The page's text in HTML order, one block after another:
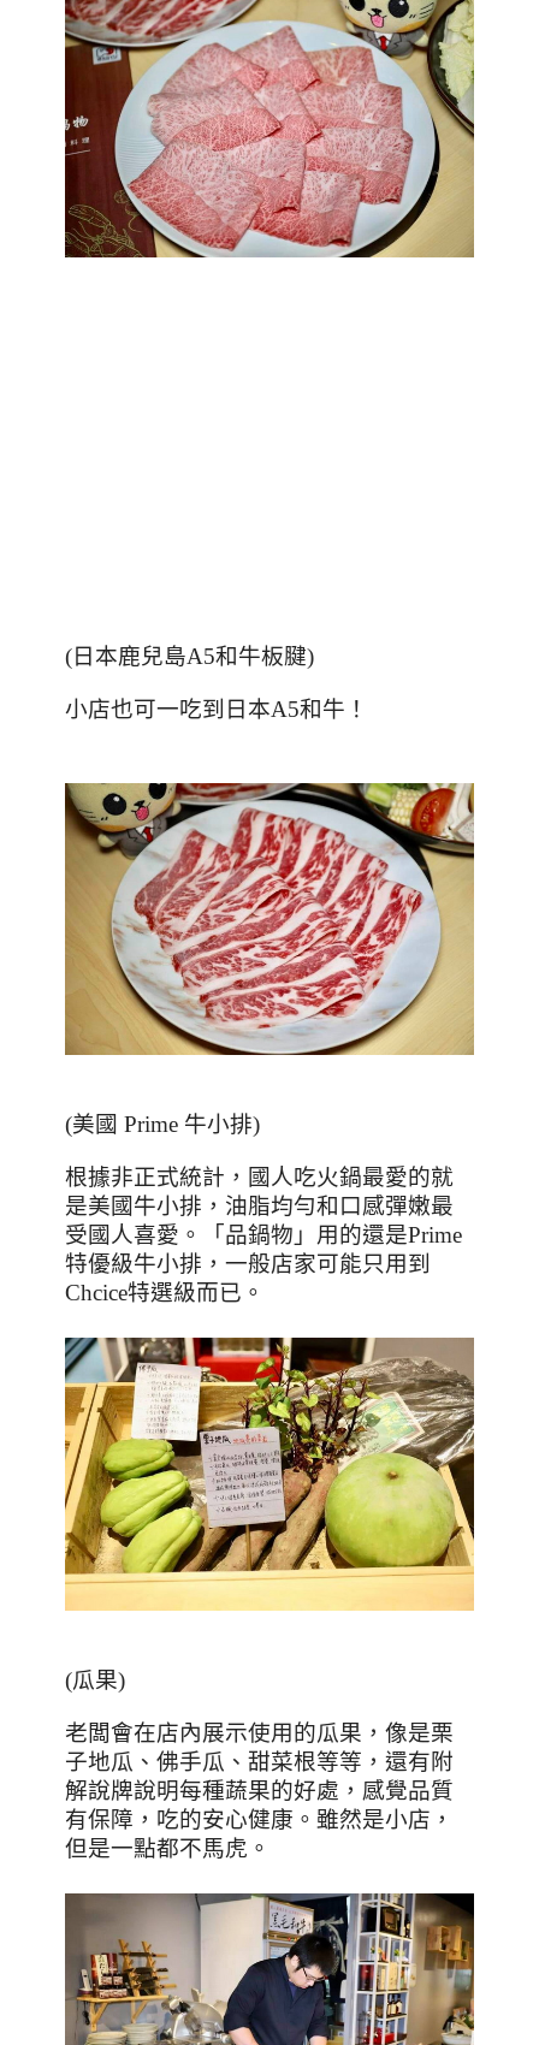
(日本鹿兒島A5和牛板腱)
小店也可一吃到日本A5和牛！
(美國 Prime 牛小排)
根據非正式統計，國人吃火鍋最愛的就
是美國牛小排，油脂均勻和口感彈嫩最
受國人喜愛。「品鍋物」用的還是Prime
特優級牛小排，一般店家可能只用到
Chcice特選級而已。
(瓜果)
老闆會在店內展示使用的瓜果，像是栗
子地瓜、佛手瓜、甜菜根等等，還有附
解說牌說明每種蔬果的好處，感覺品質
有保障，吃的安心健康。雖然是小店，
但是一點都不馬虎。